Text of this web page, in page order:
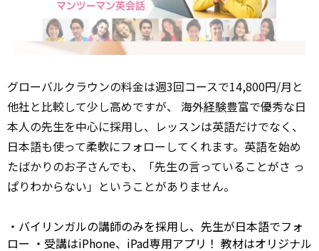
グローバルクラウンの料金は週3回コースで14,800円/月と
他社と比較して少し高めですが、 海外経験豊富で優秀な日
本人の先生を中心に採用し、レッスンは英語だけでなく、
日本語も使って柔軟にフォローしてくれます。英語を始め
たばかりのお子さんでも、「先生の言っていることがさ っ
ぱりわからない」ということがありません。
・バイリンガルの講師のみを採用し、先生が日本語でフォ
ロー ・受講はiPhone、iPad専用アプリ！ 教材はオリジナル